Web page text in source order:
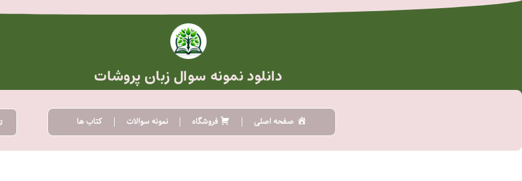
دانلود نمونه سوال زبان پروشات
صفحه اصلی فروشگاه نمونه سوالات کتاب ها